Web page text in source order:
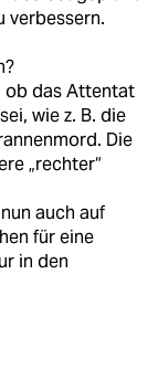
verbessern.
ob das Attentat
wie z. B. die
Die
„rechter“
auch auf
für eine
in den